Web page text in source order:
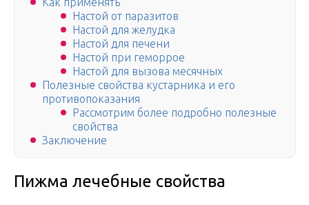
Настой от паразитов
Настой для желудка
Настой для печени
Настой при геморрое
Настой для вызова месячных
Полезные свойства кустарника и его
противопоказания
Рассмотрим более подробно полезные
свойства
Заключение
Пижма лечебные свойства